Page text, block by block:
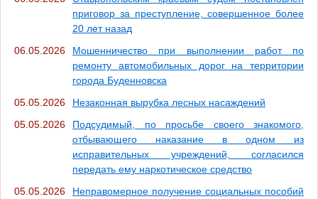
приговор за преступление, совершенное более
20 лет назад
06.05.2026
Мошенничество при выполнении работ по
ремонту автомобильных дорог на территории
города Буденновска
05.05.2026
Незаконная вырубка лесных насаждений
05.05.2026
Подсудимый, по просьбе своего знакомого,
отбывающего наказание в одном из
исправительных учреждений, согласился
передать ему наркотическое средство
05.05.2026
Неправомерное получение социальных пособий